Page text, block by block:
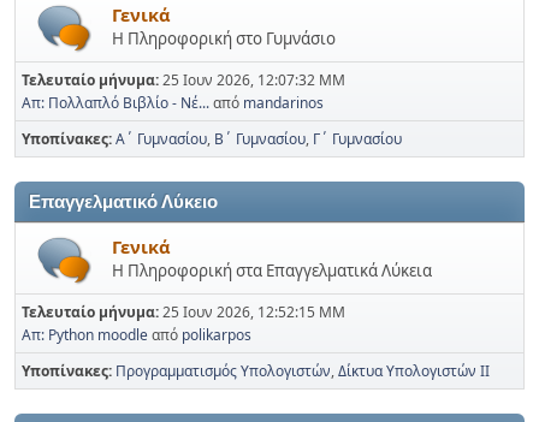
Γενικά
Η Πληροφορική στο Γυμνάσιο
Τελευταίο μήνυμα:25 Ιουν 2026, 12:07:32 ΜΜ
Απ: Πολλαπλό Βιβλίο - Νέ...από mandarinos
Υποπίνακες Α΄ Γυμνασίου Β΄ Γυμνασίου Γ΄ Γυμνασίου
Επαγγελματικό Λύκειο
Γενικά
Η Πληροφορική στα Επαγγελματικά Λύκεια
Τελευταίο μήνυμα:25 Ιουν 2026, 12:52:15 ΜΜ
Απ: Python moodleαπό polikarpos
Υποπίνακες Προγραμματισμός Υπολογιστών Δίκτυα Υπολογιστών ΙΙ